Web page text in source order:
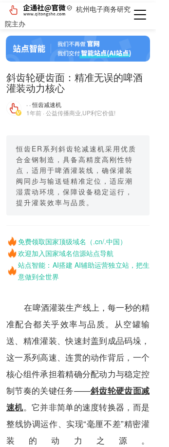
杭州电子商务研究
院主办
斜齿轮硬齿面：精准无误的啤酒
灌装动力核心
· · 恒齿减速机
1年前 · 公益传播商业,UP利它价值!
恒齿ER系列斜齿轮减速机采用优质
合金钢制造，具备高精度高刚性特
点，适用于啤酒灌装线，确保灌装
阀同步与输送链精准定位，适应潮
湿震动环境，保障设备稳定运行，
提升灌装效率与品质。
免费领取国家顶级域名（.cn/.中国）
欢迎加入国家域名信源站点导航
站点智能：AI搭建 AI辅助运营独立站，把生
意做到全世界
在啤酒灌装生产线上，每一秒的精
准配合都关乎效率与品质。从空罐输
送、精准灌装、快速封盖到成品码垛，
这一系列高速、连贯的动作背后，一个
核心组件承担着精确分配动力与稳定控
制节奏的关键任务——斜齿轮硬齿面减
速机。它并非简单的速度转换器，而是
整线协调运作、实现“毫厘不差”精密灌
装的动力之源。